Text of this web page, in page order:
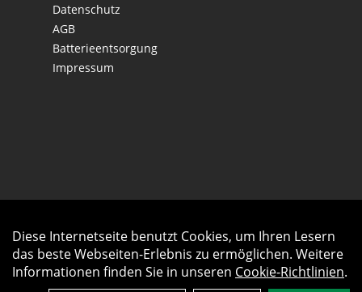
Datenschutz
AGB
Batterieentsorgung
Impressum
Diese Internetseite benutzt Cookies, um Ihren Lesern
das beste Webseiten-Erlebnis zu ermöglichen. Weitere
Informationen finden Sie in unseren Cookie-Richtlinien.
Auftrag widerrufen